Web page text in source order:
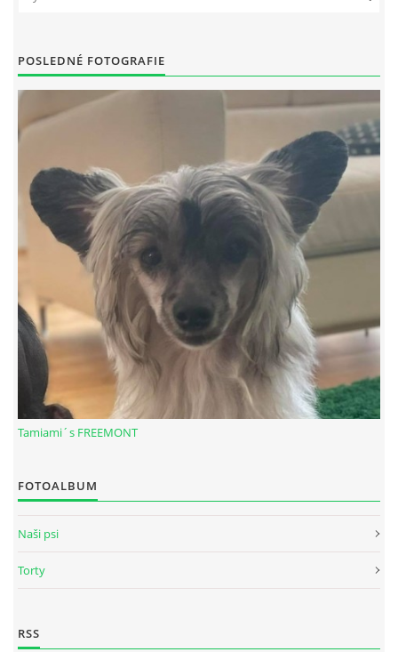
KONTAKT
© 2026 eStránky.sk|RSS
POSLEDNÉ FOTOGRAFIE
Tamiami´s FREEMONT
FOTOALBUM
Naši psi
Torty
RSS